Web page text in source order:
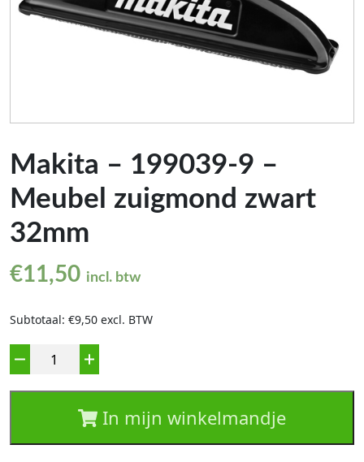
Makita – 199039-9 –
Meubel zuigmond zwart
32mm
€11,50 incl. btw
Subtotaal: €9,50 excl. BTW
Aantal
In mijn winkelmandje